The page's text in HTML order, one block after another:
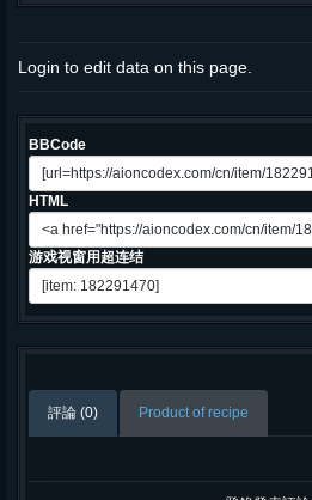
Login to edit data on this page.
BBCode
HTML
游戏视窗用超连结
評論 (0) Product of recipe